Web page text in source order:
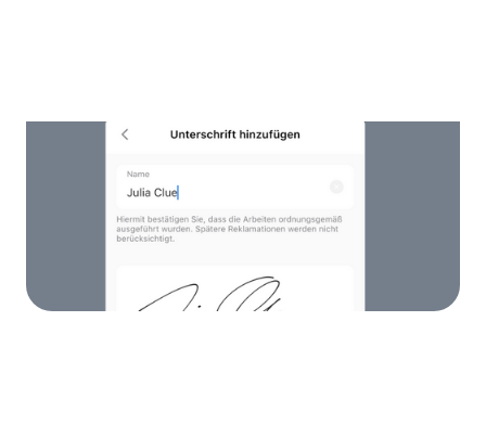
Arbeitsscheine
Hinterlegen Sie Arbeitsscheine hinter
Einsätzen und lassen Sie diese von Ihren